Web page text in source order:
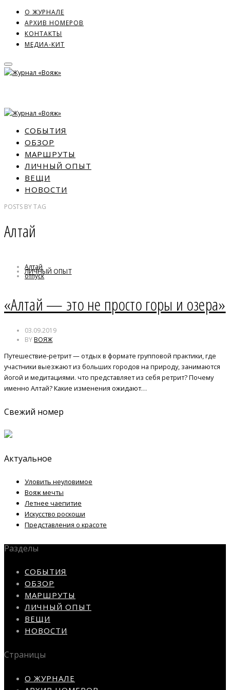
О ЖУРНАЛЕ
АРХИВ НОМЕРОВ
КОНТАКТЫ
МЕДИА-КИТ
СОБЫТИЯ
ОБЗОР
МАРШРУТЫ
ЛИЧНЫЙ ОПЫТ
ВЕЩИ
НОВОСТИ
POSTS BYTAG
Алтай
ЛИЧНЫЙ ОПЫТ
Алтай
отпуск
«Алтай — это не просто горы и озера»
03.09.2019
BYВОЯЖ
Путешествие-ретрит — отдых в формате групповой практики, где
участники выезжают из больших городов на природу, занимаются
йогой и медитациями. что представляет из себя ретрит? Почему
именно Алтай? Какие изменения ожидают…
Свежий номер
Актуальное
Уловить неуловимое
Вояж мечты
Летнее чаепитие
Искусство роскоши
Представления о красоте
Разделы
СОБЫТИЯ
ОБЗОР
МАРШРУТЫ
ЛИЧНЫЙ ОПЫТ
ВЕЩИ
НОВОСТИ
Страницы
О ЖУРНАЛЕ